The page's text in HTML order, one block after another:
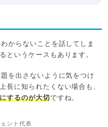
からないことを話してしま
というケースもあります。
を出さないように気をつけ
長に知られたくない場合も、
するのが大切ですね。
ント代表